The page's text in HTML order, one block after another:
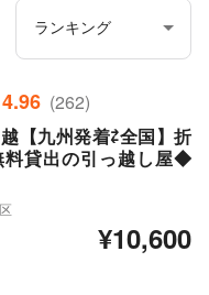
4.96 (262)
【九州発着⇄全国】折
料貸出の引っ越し屋◆
¥10,600